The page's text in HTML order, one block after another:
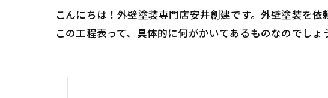
こんにちは！外壁塗装専門店安井創建です。外壁塗装を
この工程表って、具体的に何がかいてあるものなのでし